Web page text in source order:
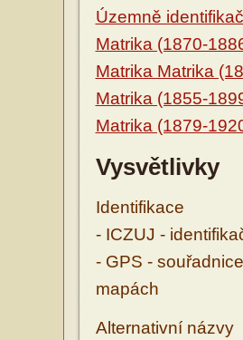
Územně
Matrika (1870-
Matrika Matrika
Matrika (1855-
Matrika (1879-
Vysvětlivky
Identifikace
- ICZUJ -
- GPS -
mapách
Alternativní názvy